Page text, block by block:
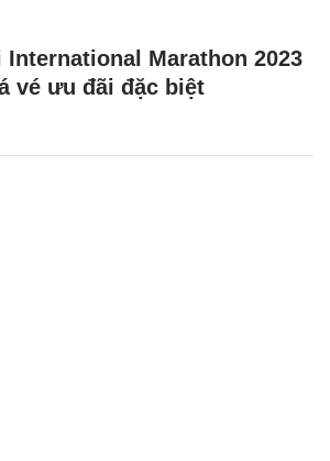
International Marathon 2023
vé ưu đãi đặc biệt